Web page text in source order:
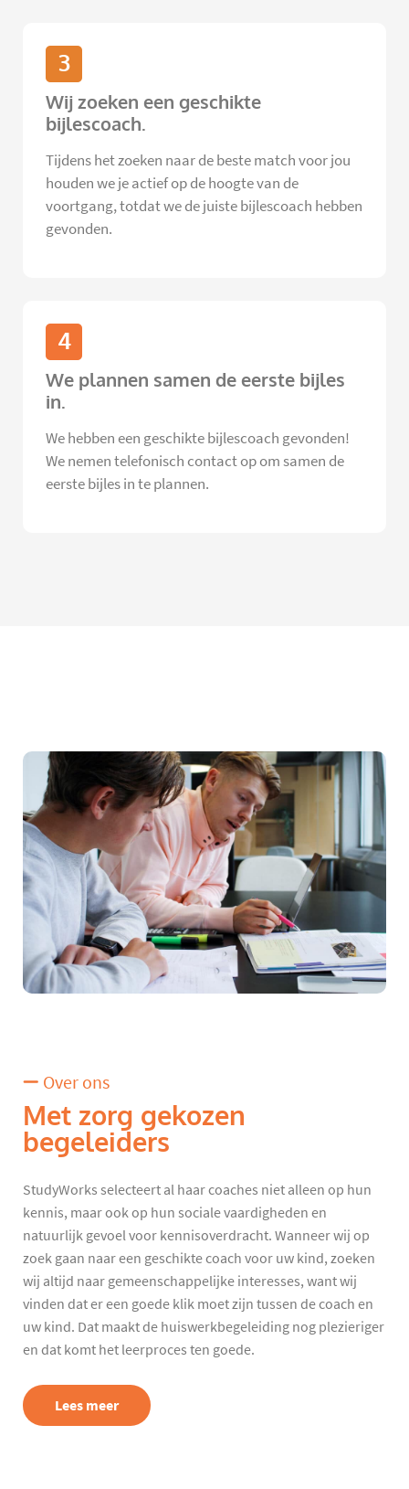
3
Wij zoeken een geschikte
bijlescoach.
Tijdens het zoeken naar de beste match voor jou
houden we je actief op de hoogte van de
voortgang, totdat we de juiste bijlescoach hebben
gevonden.
4
We plannen samen de eerste bijles
in.
We hebben een geschikte bijlescoach gevonden!
We nemen telefonisch contact op om samen de
eerste bijles in te plannen.
Over ons
Met zorg gekozen
begeleiders
StudyWorks selecteert al haar coaches niet alleen op hun
kennis, maar ook op hun sociale vaardigheden en
natuurlijk gevoel voor kennisoverdracht. Wanneer wij op
zoek gaan naar een geschikte coach voor uw kind, zoeken
wij altijd naar gemeenschappelijke interesses, want wij
vinden dat er een goede klik moet zijn tussen de coach en
uw kind. Dat maakt de huiswerkbegeleiding nog plezieriger
en dat komt het leerproces ten goede.
Lees meer